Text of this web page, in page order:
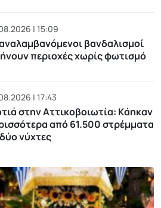
| 15:09
βανδαλισμοί
περιοχές χωρίς φωτισμό
| 17:43
στην Αττικοβοιωτία: Kάηκαν
από 61.500 στρέμματα
νύχτες